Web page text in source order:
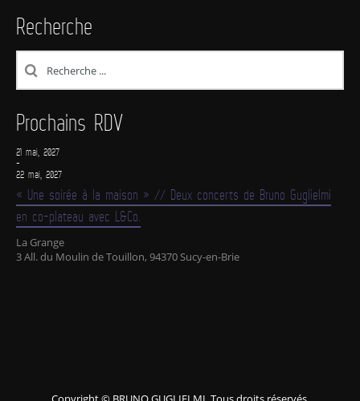
Recherche
Prochains RDV
21 mai, 2027
-
22 mai, 2027
« Une soirée à la maison » // Deux concerts de Bruno Guglielmi
en co-plateau avec L&Co.
La Grange
3 All. du Moulin de Touillon, 94370 Sucy-en-Brie